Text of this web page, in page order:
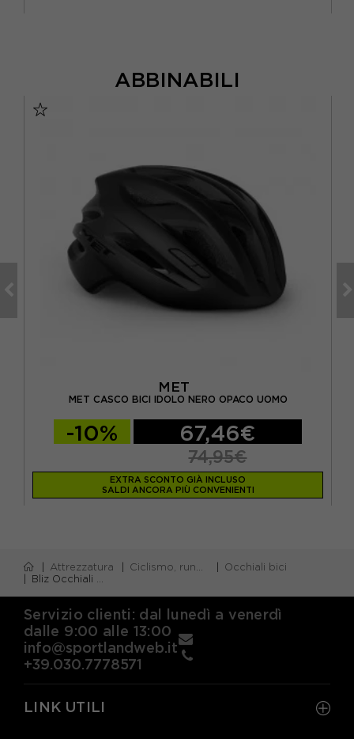
ABBINABILI
MET
MET CASCO BICI IDOLO NERO OPACO UOMO
-10% 67,46€
74,95€
EXTRA SCONTO GIÀ INCLUSO
SALDI ANCORA PIÙ CONVENIENTI
Attrezzatura Ciclismo, running e piscina
Occhiali bici
Bliz Occhiali Matrix Small Mt Nero Smoke Argento Mir
Servizio clienti: dal lunedì a venerdì
dalle 9:00 alle 13:00
info@sportlandweb.it
+39.030.7778571
LINK UTILI